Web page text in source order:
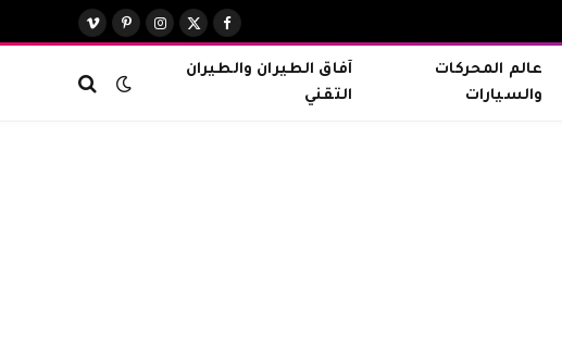
فيسبوك
X
الانستغرامبينتيريست
فيميو
عالم المحركات
والسيارات
آفاق الطيران والطيران
التقني